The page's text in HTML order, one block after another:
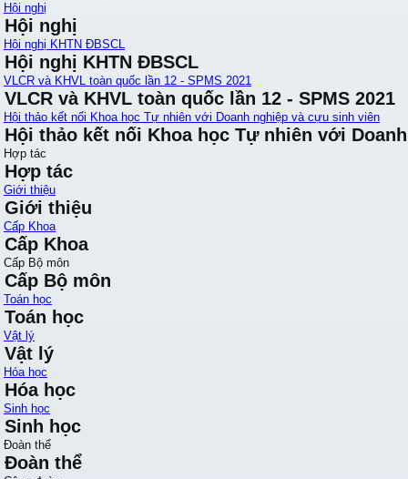
Hội nghị
Hội nghị
Hội nghị KHTN ĐBSCL
Hội nghị KHTN ĐBSCL
VLCR và KHVL toàn quốc lần 12 - SPMS 2021
VLCR và KHVL toàn quốc lần 12 - SPMS 2021
Hội thảo kết nối Khoa học Tự nhiên với Doanh nghiệp và cựu sinh viên
Hội thảo kết nối Khoa học Tự nhiên với
Hợp tác
Hợp tác
Giới thiệu
Giới thiệu
Cấp Khoa
Cấp Khoa
Cấp Bộ môn
Cấp Bộ môn
Toán học
Toán học
Vật lý
Vật lý
Hóa học
Hóa học
Sinh học
Sinh học
Đoàn thể
Đoàn thể